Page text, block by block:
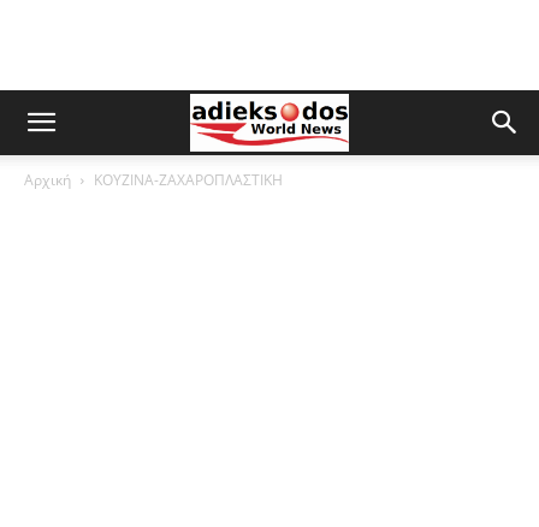
Αρχική ΚΟΥΖΙΝΑ-ΖΑΧΑΡΟΠΛΑΣΤΙΚΗ